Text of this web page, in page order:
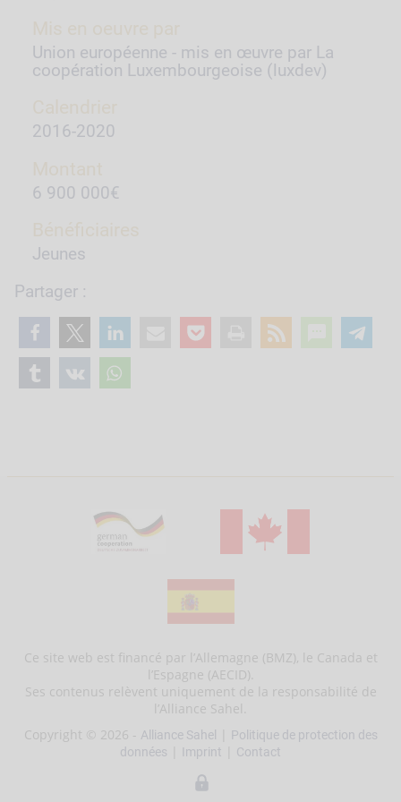
Union européenne - mis en œuvre par La
coopération Luxembourgeoise (luxdev)
2016-2020
6 900 000€
Jeunes
Partager :
Ce site web est financé par l’Allemagne (BMZ), le Canada et
l’Espagne (AECID).
Ses contenus relèvent uniquement de la responsabilité de
l’Alliance Sahel.
Copyright © 2026 - Alliance Sahel
Politique de protection des
données
Imprint Contact